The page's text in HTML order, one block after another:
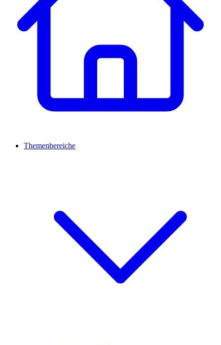
Themenbereiche